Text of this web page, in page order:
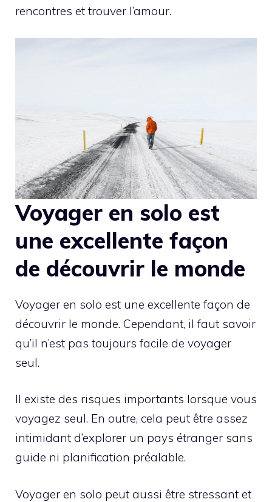
rencontres et trouver l’amour.
Voyager en solo est
une excellente façon
de découvrir le monde
Voyager en solo est une excellente façon de
découvrir le monde. Cependant, il faut savoir
qu’il n’est pas toujours facile de voyager
seul.
Il existe des risques importants lorsque vous
voyagez seul. En outre, cela peut être assez
intimidant d’explorer un pays étranger sans
guide ni planification préalable.
Voyager en solo peut aussi être stressant et